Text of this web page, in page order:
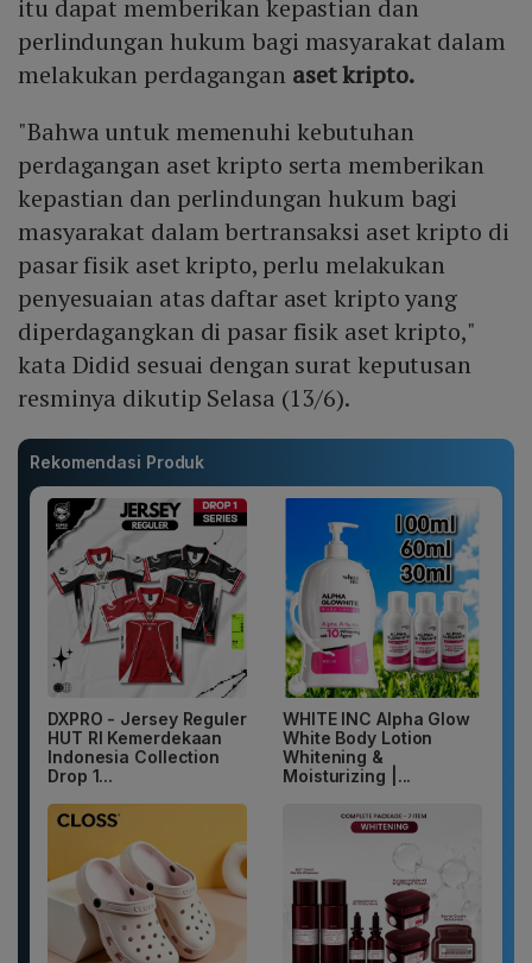
itu dapat memberikan kepastian dan
perlindungan hukum bagi masyarakat dalam
melakukan perdagangan aset kripto.
"Bahwa untuk memenuhi kebutuhan
perdagangan aset kripto serta memberikan
kepastian dan perlindungan hukum bagi
masyarakat dalam bertransaksi aset kripto di
pasar fisik aset kripto, perlu melakukan
penyesuaian atas daftar aset kripto yang
diperdagangkan di pasar fisik aset kripto,"
kata Didid sesuai dengan surat keputusan
resminya dikutip Selasa (13/6).
Rekomendasi Produk
DXPRO - Jersey Reguler
HUT RI Kemerdekaan
Indonesia Collection
Drop 1...
WHITE INC Alpha Glow
White Body Lotion
Whitening &
Moisturizing |...